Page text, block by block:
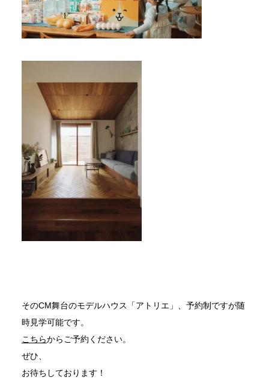
そのCM舞台のモデルハウス「アトリエ」、予約制ですが随
時見学可能です。
こちらからご予約ください。
ぜひ、
お待ちしております！